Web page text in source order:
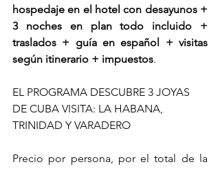
hospedaje en el hotel con desayunos +
3 noches en plan todo incluido +
traslados + guía en español + visitas
según itinerario + impuestos.
EL PROGRAMA DESCUBRE 3 JOYAS
DE CUBA VISITA: LA HABANA,
TRINIDAD Y VARADERO
Precio por persona, por el total de la